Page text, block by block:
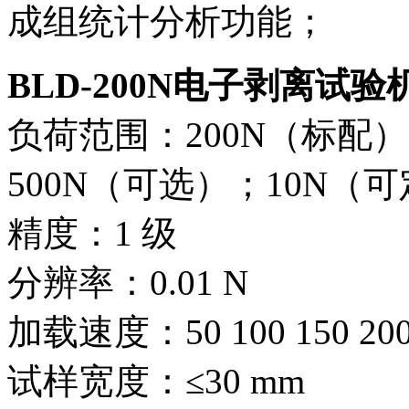
成组统计分析功能；
BLD-200N电子剥离试验
负荷范围：200N（标配
500N（可选）；10N（
精度：1 级
分辨率：0.01 N
加载速度：50 100 150
试样宽度：≤30 mm